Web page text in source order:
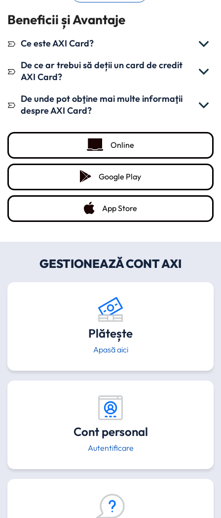
Beneficii și Avantaje
Ce este AXI Card?
De ce ar trebui să deții un card de credit
AXI Card?
De unde pot obţine mai multe informaţii
despre AXI Card?
Online
Google Play(opens in a new tab)
App Store(opens in a new tab)
GESTIONEAZĂ CONT AXI
Plătește
Apasă aici
Cont personal
Autentificare